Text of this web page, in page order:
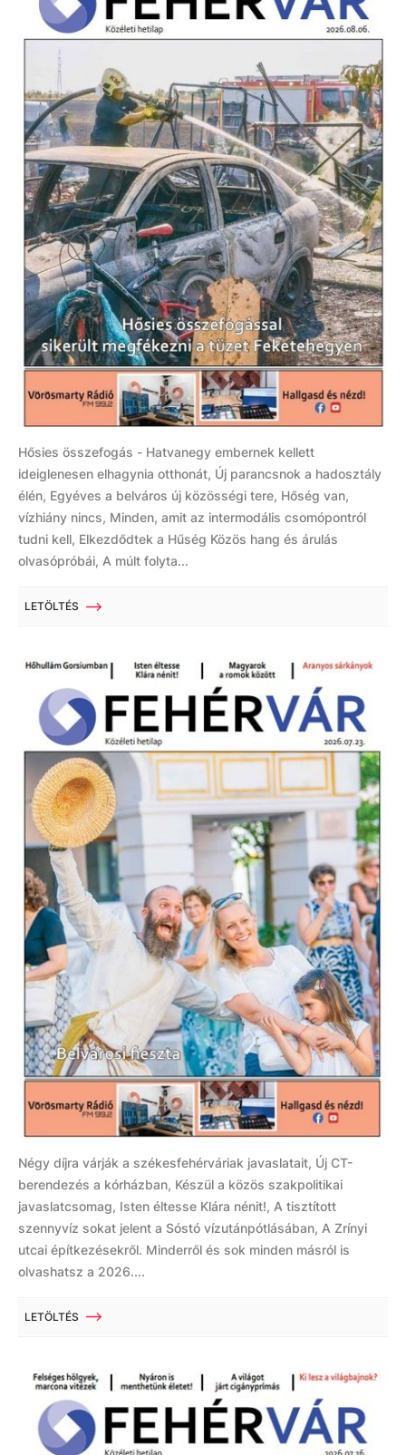
Hősies összefogás - Hatvanegy embernek kellett
ideiglenesen elhagynia otthonát, Új parancsnok a hadosztály
élén, Egyéves a belváros új közösségi tere, Hőség van,
vízhiány nincs, Minden, amit az intermodális csomópontról
tudni kell, Elkezdődtek a Hűség Közös hang és árulás
olvasópróbái, A múlt folyta...
LETÖLTÉS
Négy díjra várják a székesfehérváriak javaslatait, Új CT-
berendezés a kórházban, Készül a közös szakpolitikai
javaslatcsomag, Isten éltesse Klára nénit!, A tisztított
szennyvíz sokat jelent a Sóstó vízutánpótlásában, A Zrínyi
utcai építkezésekről. Minderről és sok minden másról is
olvashatsz a 2026....
LETÖLTÉS